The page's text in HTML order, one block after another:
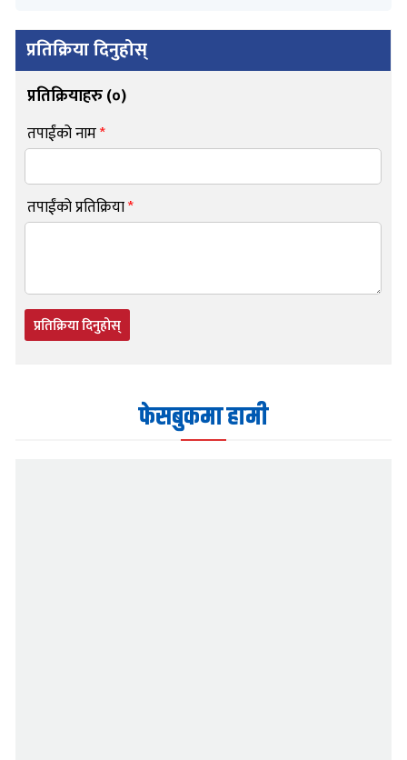
प्रतिक्रिया दिनुहोस्
प्रतिक्रियाहरु (०)
तपाईंको नाम*
तपाईंको प्रतिक्रिया*
प्रतिक्रिया दिनुहोस्
फेसबुकमा हामी